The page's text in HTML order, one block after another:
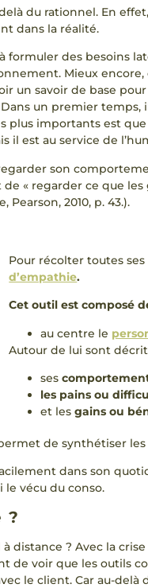
du rationnel. En
dans la réalité.
formuler des besoins
Mieux
un savoir de base
un premier
plus importants est
il est au service de
son
« regarder ce que
2010, p. 43.).
Pour récolter toutes
d’empathie.
Cet outil est composé
au centre le
Autour de lui sont
ses
les pains ou
et lesgains ou
de synthétiser
dans son
le vécu du conso.
?
distance ? Avec la
de voir que les outils
le client. Car au-delà